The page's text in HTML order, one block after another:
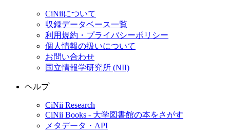
CiNiiについて
収録データベース一覧
利用規約・プライバシーポリシー
個人情報の扱いについて
お問い合わせ
国立情報学研究所 (NII)
ヘルプ
CiNii Research
CiNii Books - 大学図書館の本をさがす
メタデータ・API